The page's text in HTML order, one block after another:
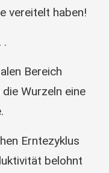
vereitelt haben!
.
Bereich
Wurzeln eine
Erntezyklus
belohnt